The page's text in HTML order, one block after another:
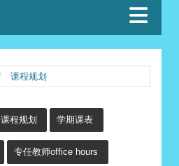
课程规划
课程规划 学期课表
专任教师office hours